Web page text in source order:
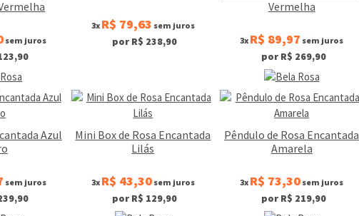
sem juros
3x R$ 79,63 sem juros
por R$ 238,90
Vermelha
3x R$ 89,97 sem juros
por R$ 269,90
Azul
sem juros
Mini Box de Rosa Encantada
Lilás
3x R$ 43,30sem juros
por R$ 129,90
Pêndulo de Rosa Encantada
Amarela
3x R$ 73,30 sem juros
por R$ 219,90